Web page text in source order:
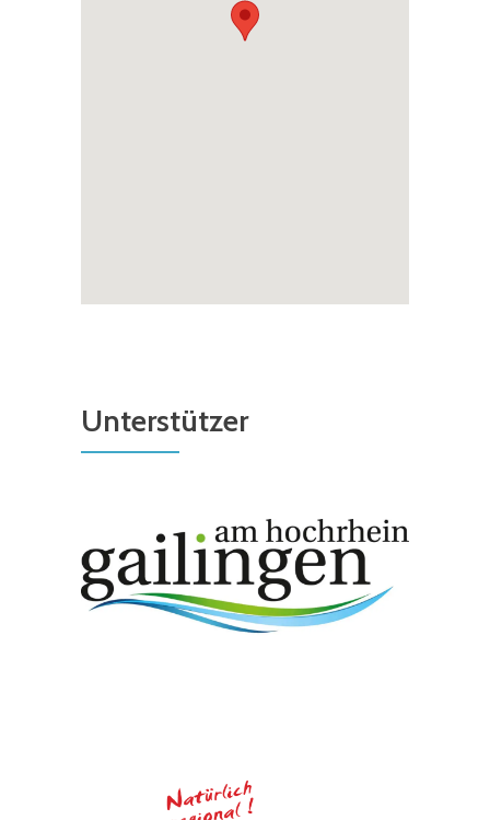
Unterstützer